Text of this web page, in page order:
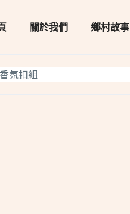
關於我們 鄉村故事
氛扣組